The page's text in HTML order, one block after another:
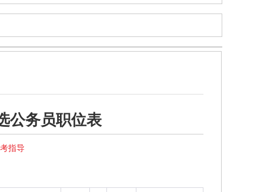
公务员职位表
指导